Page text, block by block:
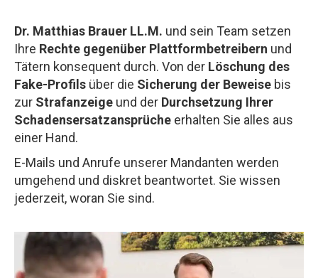
Dr. Matthias Brauer LL.M. und sein Team setzen
Ihre Rechte gegenüber Plattformbetreibern und
Tätern konsequent durch. Von der Löschung des
Fake-Profils über die Sicherung der Beweise bis
zur Strafanzeige und der Durchsetzung Ihrer
Schadensersatzansprüche erhalten Sie alles aus
einer Hand.
E-Mails und Anrufe unserer Mandanten werden
umgehend und diskret beantwortet. Sie wissen
jederzeit, woran Sie sind.